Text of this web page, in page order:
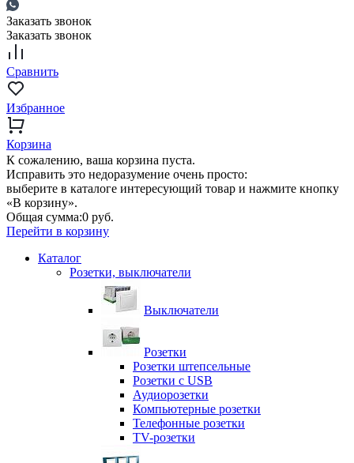
Заказать звонок
Заказать звонок
Сравнить
Избранное
Корзина
К сожалению, ваша корзина пуста.
Исправить это недоразумение очень просто:
выберите в каталоге интересующий товар и нажмите кнопку
«В корзину».
Общая сумма:0 руб.
Перейти в корзину
Каталог
Розетки, выключатели
Выключатели
Розетки
Розетки штепсельные
Розетки с USB
Аудиорозетки
Компьютерные розетки
Телефонные розетки
TV-розетки